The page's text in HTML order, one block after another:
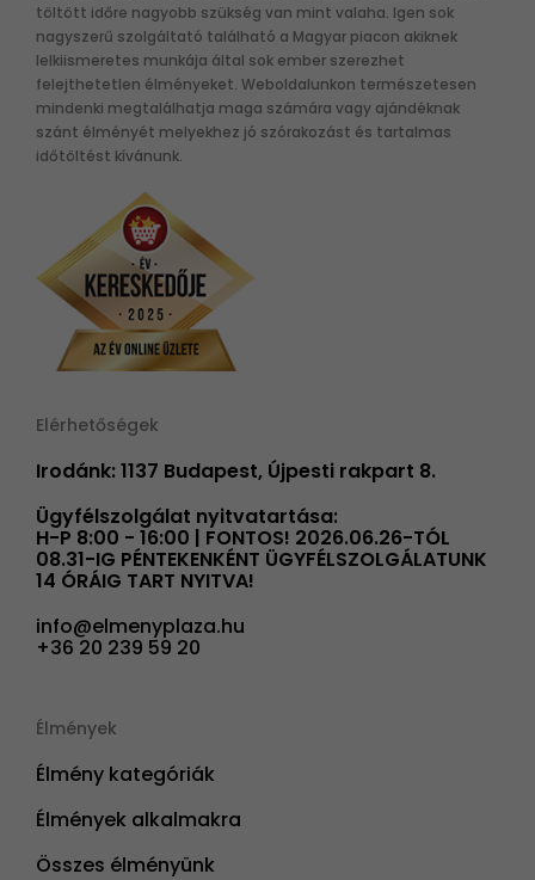
töltött időre nagyobb szükség van mint valaha. Igen sok
nagyszerű szolgáltató található a Magyar piacon akiknek
lelkiismeretes munkája által sok ember szerezhet
felejthetetlen élményeket. Weboldalunkon természetesen
mindenki megtalálhatja maga számára vagy ajándéknak
szánt élményét melyekhez jó szórakozást és tartalmas
időtöltést kívánunk.
Elérhetőségek
Irodánk: 1137 Budapest, Újpesti rakpart 8.
Ügyfélszolgálat nyitvatartása:
H-P 8:00 - 16:00 | FONTOS! 2026.06.26-TÓL
08.31-IG PÉNTEKENKÉNT ÜGYFÉLSZOLGÁLATUNK
14 ÓRÁIG TART NYITVA!
info@elmenyplaza.hu
+36 20 239 59 20
Élmények
Élmény kategóriák
Élmények alkalmakra
Összes élményünk